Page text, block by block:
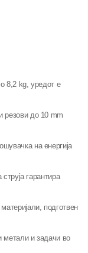
8,2 kg, уредот е
резови до 10 mm
на енергија
гарантира
подготвен
метали и задачи во